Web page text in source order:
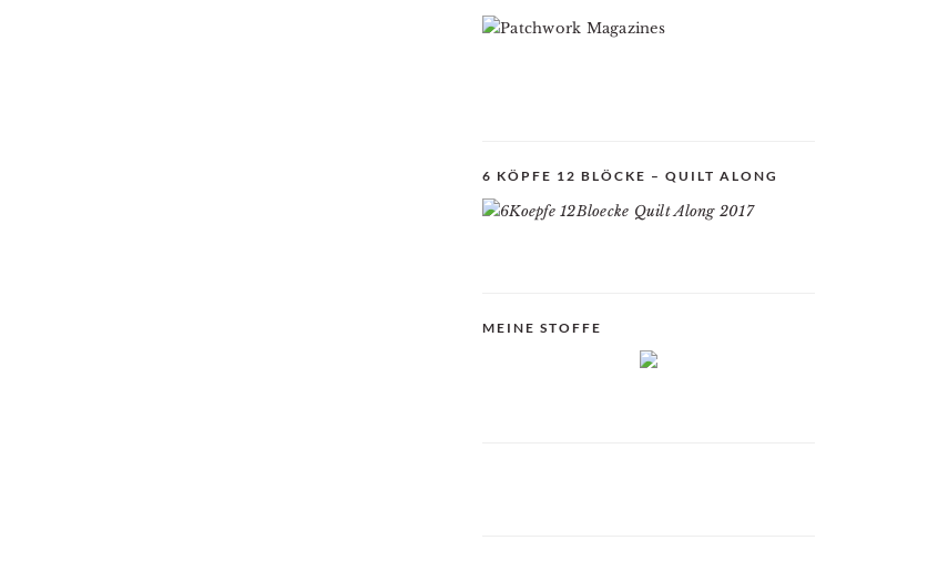
6 KÖPFE 12 BLÖCKE – QUILT ALONG
MEINE STOFFE